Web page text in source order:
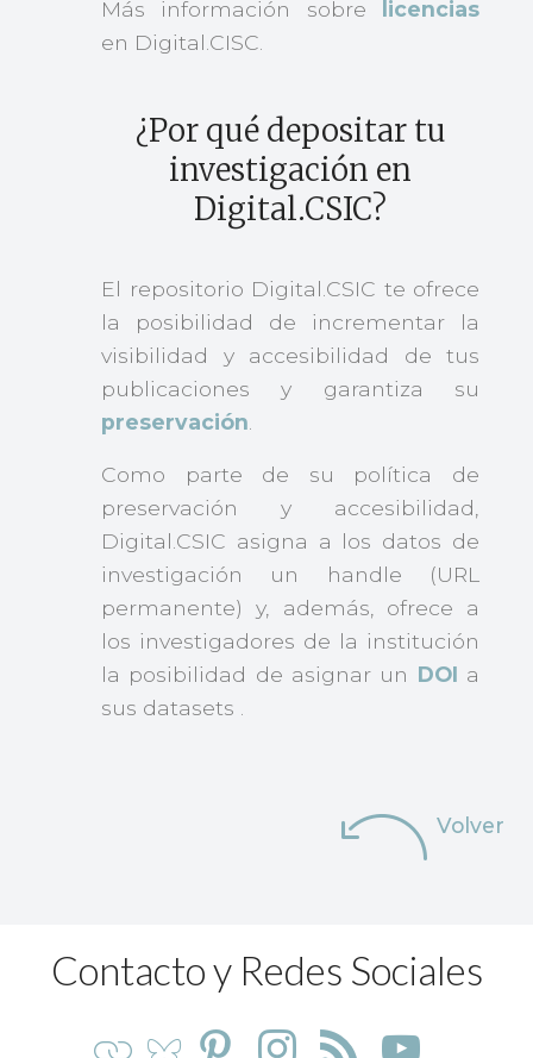
Más información sobre
licencias
en Digital.CISC.
¿Por qué depositar tu
investigación en
Digital.CSIC?
El repositorio Digital.CSIC te ofrece
la posibilidad de incrementar la
visibilidad y accesibilidad de tus
publicaciones y garantiza su
preservación
Como parte de su política de
preservación y accesibilidad,
Digital.CSIC asigna a los datos de
investigación un handle (URL
permanente) y, además, ofrece a
los investigadores de la institución
la posibilidad de asignar un DOI a
sus datasets .
Volver
Contacto y Redes Sociales